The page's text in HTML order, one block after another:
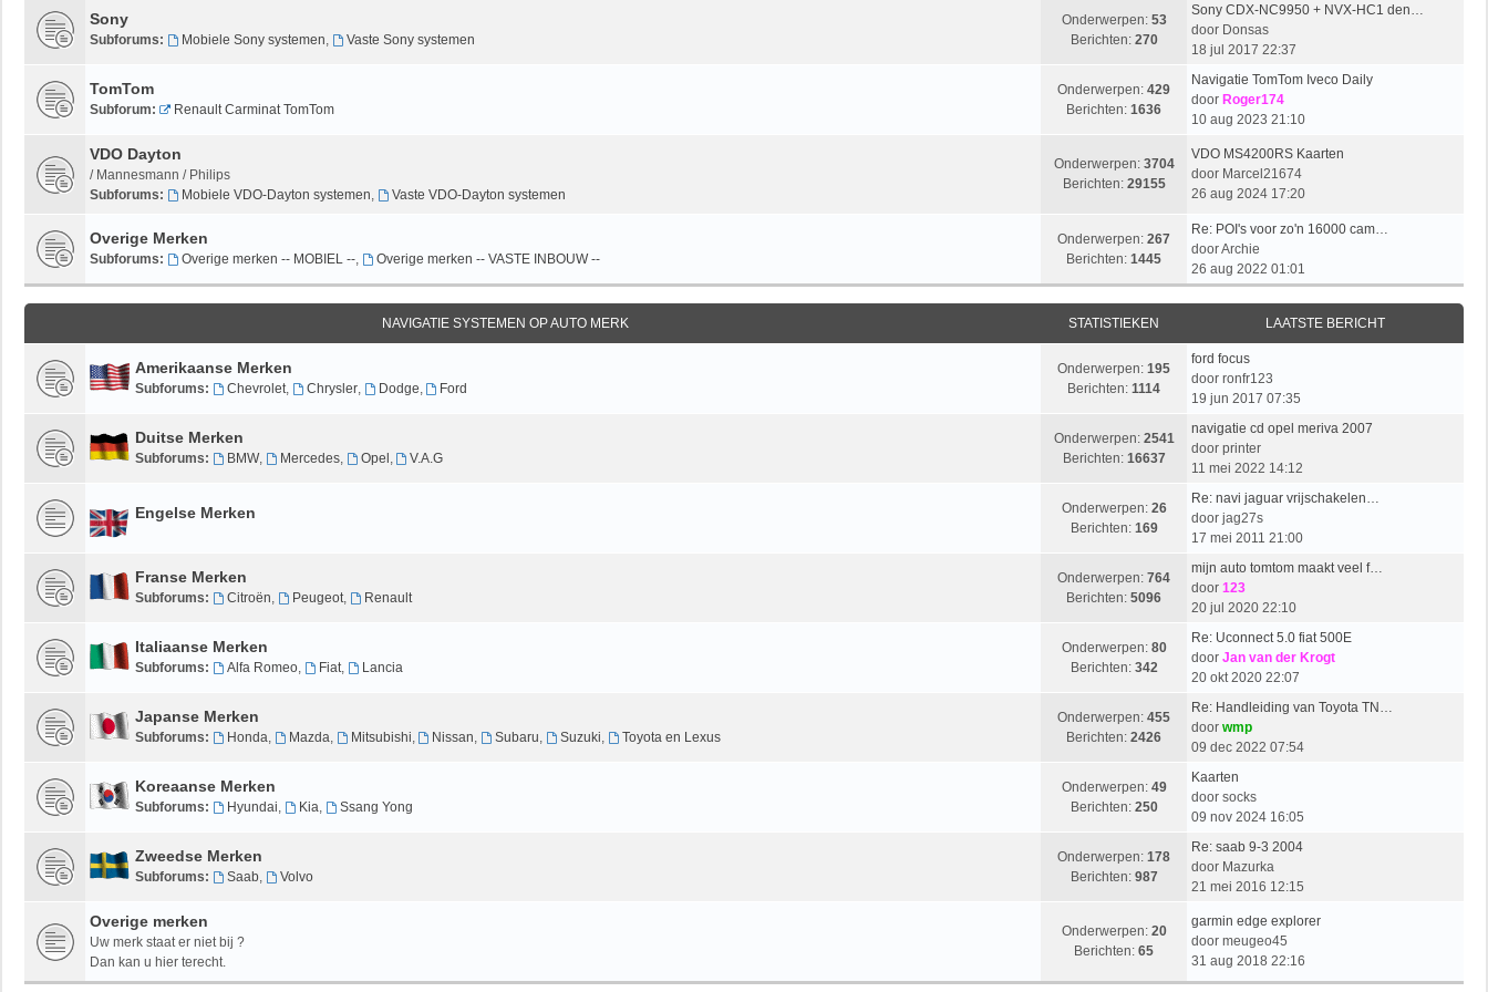
Sony
Subforums: Mobiele Sony systemen, Vaste Sony systemen
Onderwerpen: 53
Berichten: 270
Sony CDX-NC9950 + NVX-HC1 den…
door Donsas
18 jul 2017 22:37
TomTom
Subforum: Renault Carminat TomTom
Onderwerpen: 429
Berichten: 1636
Navigatie TomTom Iveco Daily
door Roger174
10 aug 2023 21:10
VDO Dayton
/ Mannesmann / Philips
Subforums:
Mobiele VDO-Dayton systemen, Vaste VDO-Dayton systemen
Onderwerpen: 3704
Berichten: 29155
VDO MS4200RS Kaarten
door Marcel21674
26 aug 2024 17:20
Overige Merken
Subforums: Overige merken -- MOBIEL --, Overige merken -- VASTE INBOUW --
Onderwerpen: 267
Berichten: 1445
Re: POI's voor zo'n 16000 cam…
doorArchie
26 aug 2022 01:01
NAVIGATIE SYSTEMEN OP AUTO MERK STATISTIEKEN LAATSTE BERICHT
Amerikaanse Merken
Subforums: Chevrolet, Chrysler, Dodge, Ford
Onderwerpen: 195
Berichten: 1114
ford focus
door ronfr123
19 jun 2017 07:35
Duitse Merken
Subforums: BMW, Mercedes, Opel , V.A.G
Onderwerpen: 2541
Berichten: 16637
navigatie cd opel meriva 2007
door printer
11 mei 2022 14:12
Engelse Merken Onderwerpen: 26
Berichten: 169
Re: navi jaguar vrijschakelen…
door jag27s
17 mei 2011 21:00
Franse Merken
Subforums: Citroën, Peugeot, Renault
Onderwerpen: 764
Berichten: 5096
mijn auto tomtom maakt veel f…
door 123
20 jul 2020 22:10
Italiaanse Merken
Subforums: Alfa Romeo, Fiat, Lancia
Onderwerpen: 80
Berichten: 342
Re: Uconnect 5.0 fiat 500E
door Jan van der Krogt
20 okt 2020 22:07
Japanse Merken
Subforums: Honda, Mazda, Mitsubishi, Nissan, Subaru, Suzuki, Toyota en Lexus
Onderwerpen: 455
Berichten: 2426
Re: Handleiding van Toyota TN…
door wmp
09 dec 2022 07:54
Koreaanse Merken
Subforums: Hyundai, Kia, Ssang Yong
Onderwerpen: 49
Berichten: 250
Kaarten
door socks
09 nov 2024 16:05
Zweedse Merken
Subforums: Saab, Volvo
Onderwerpen: 178
Berichten: 987
Re: saab 9-3 2004
door Mazurka
21 mei 2016 12:15
Overige merken
Uw merk staat er niet bij ?
Dan kan u hier terecht.
Onderwerpen: 20
Berichten: 65
garmin edge explorer
door meugeo45
31 aug 2018 22:16